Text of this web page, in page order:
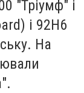
"Тріумф" і
і 92Н6
На